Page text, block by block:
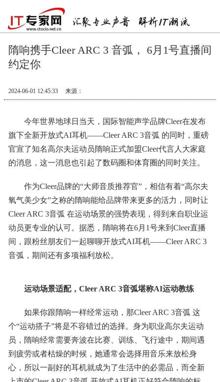
隋响携手Cleer ARC 3 音弧， 6月1号直播间
约定你
2024-06-01 12:45:33 来源：
今年世界地球日当天，国际智能声学品牌Cleer在发布
旗下全新开放式AI耳机——Cleer ARC 3音弧 的同时，重磅
官宣了知名高尔夫运动员隋响正式加盟Cleer代言人大家庭
的消息，这一消息也引起了数码圈和体育圈的同时关注。
作为Cleer品牌的“大师音质推荐官”，相信有着“高尔夫
氧气美少女”之称的隋响能给品牌带来更多的活力，同时让
Cleer ARC 3音弧 在运动场景的强势表现，得到来自职业运
动员更专业的认可。据悉，隋响将在6月1号来到Cleer直播
间，跟粉丝朋友们一起聊聊开放式AI耳机——Cleer ARC 3
音弧，期间还有多项福利放松。
运动场景适配，Cleer ARC 3音弧堪称AI运动教练
如果你跟隋响一样经常运动，那Cleer ARC 3音弧 这
个“运动搭子”将是不容错过的选择。身为职业高尔夫运动
员，隋响经常需要奔波在比赛、训练、飞行途中，期间遇
到疲劳或者枯燥的时候，她通常会选择用音乐来放松身
心，所以一副好的耳机就成为了生活中的必需品，而全新